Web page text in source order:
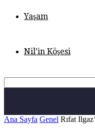
Yaşam
Nil’in Köşesi
Ana Sayfa Genel Rıfat